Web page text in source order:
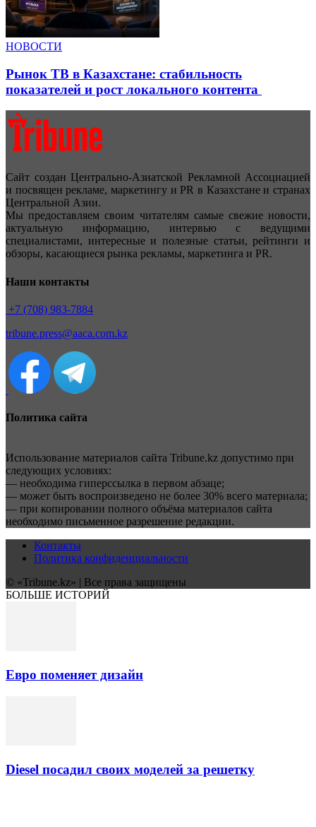
НОВОСТИ
Рынок ТВ в Казахстане: стабильность
показателей и рост локального контента
Сайт создан Центрально-Азиатской Рекламной Ассоциацией
и посвящен рекламе, маркетингу и PR в Казахстане и странах
Центральной Азии.
Мы предоставляем своим читателям самые свежие новости,
актуальную информацию, интервью с ведущими
специалистами, интересные и полезные статьи, рейтинги и
обзоры, касающиеся рынка рекламы, маркетинга и PR.
Наши контакты
+7 (708) 983-7884
tribune.press@aaca.com.kz
Политика сайта
Использование материалов сайта Tribune.kz допустимо при
следующих условиях:
— необходима гиперссылка в первом абзаце;
— может быть воспроизведено не более 30% всего материала;
— при копировании полного объёма материалов сайта
необходимо письменное разрешение редакции.
Контакты
Политика конфиденциальности
© «Tribune.kz» | Все права защищены
БОЛЬШЕ ИСТОРИЙ
Евро поменяет дизайн
Diesel посадил своих моделей за решетку